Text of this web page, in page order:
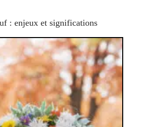
: enjeux et significations